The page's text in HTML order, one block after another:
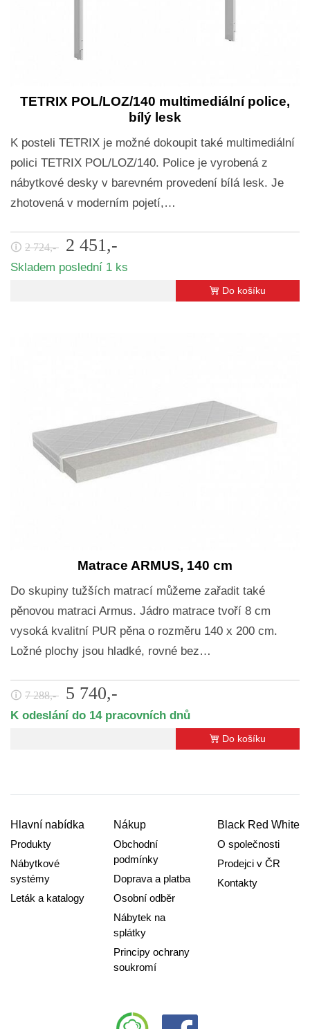
TETRIX POL/LOZ/140 multimediální police,
bílý lesk
K posteli TETRIX je možné dokoupit také multimediální
polici TETRIX POL/LOZ/140. Police je vyrobená z
nábytkové desky v barevném provedení bílá lesk. Je
zhotovená v moderním pojetí,…
🛈 2 724,- 2 451,-
Skladem poslední 1 ks
Do košíku
Matrace ARMUS, 140 cm
Do skupiny tužších matrací můžeme zařadit také
pěnovou matraci Armus. Jádro matrace tvoří 8 cm
vysoká kvalitní PUR pěna o rozměru 140 x 200 cm.
Ložné plochy jsou hladké, rovné bez…
🛈 7 288,- 5 740,-
K odeslání do 14 pracovních dnů
Do košíku
Hlavní nabídka
Produkty
Nábytkové
systémy
Leták a katalogy
Nákup
Obchodní
podmínky
Doprava a platba
Osobní odběr
Nábytek na
splátky
Principy ochrany
soukromí
Black Red White
O společnosti
Prodejci v ČR
Kontakty